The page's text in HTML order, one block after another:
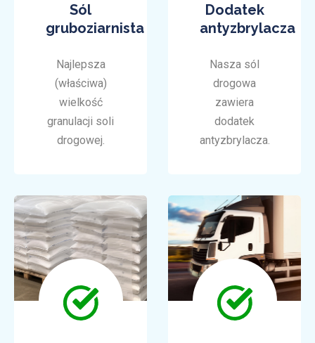
Sól
gruboziarnista
Najlepsza
(właściwa)
wielkość
granulacji soli
drogowej.
Dodatek
antyzbrylacza
Nasza sól
drogowa
zawiera
dodatek
antyzbrylacza.